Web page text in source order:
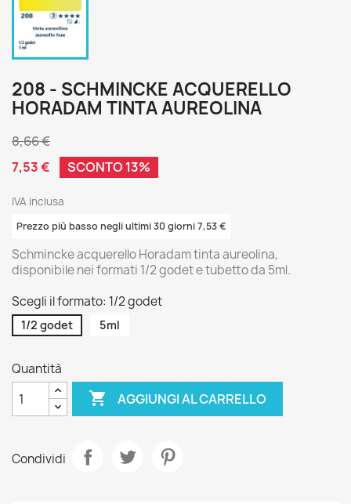
208 - SCHMINCKE ACQUERELLO
HORADAM TINTA AUREOLINA
8,66 €
7,53 €
SCONTO 13%
IVA inclusa
Prezzo più basso negli ultimi 30 giorni 7,53 €
Schmincke acquerello Horadam tinta aureolina,
disponibile nei formati 1/2 godet e tubetto da 5ml.
Scegli il formato: 1/2 godet
1/2 godet 5ml
Quantità
 AGGIUNGI AL CARRELLO
Condividi